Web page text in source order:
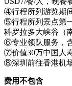
④行程所列游览期
⑤行程所列景点第
科罗拉多大峡谷（
⑥专业领队服务，
⑦价值30万中国人
⑧深圳前往香港机
费用不包含